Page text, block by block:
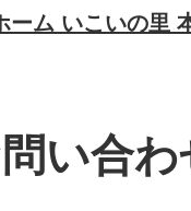
ーム いこいの里
い合